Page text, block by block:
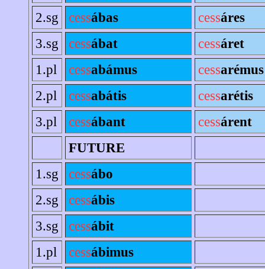
2.sg
cessábas cessáres
3.sg
cessábat cessáret
1.pl
cessabámus cessarémus
2.pl
cessabátis cessarétis
3.pl
cessábant cessárent
FUTURE
1.sg
cessábo
2.sg
cessábis
3.sg
cessábit
1.pl
cessábimus